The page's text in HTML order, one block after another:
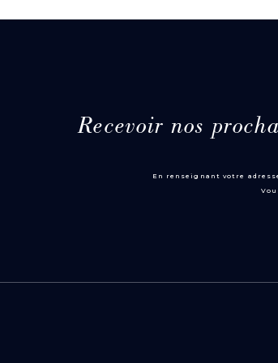
Recevoir nos
En renseignant votre